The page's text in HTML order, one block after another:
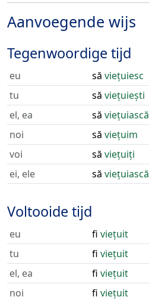
Aanvoegende wijs
Tegenwoordige tijd
eu să viețuiesc
tu
să viețuiești
el, ea
să viețuiască
noi
să viețuim
voi
să viețuiți
ei, ele
să viețuiască
Voltooide tijd
eu fi viețuit
tu
fi viețuit
el, ea
fi viețuit
noi
fi viețuit